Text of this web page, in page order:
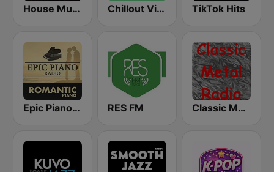
House Music Radio Chillout Vibes TikTok Hits
Epic Piano - ROMANTIC PIANO RES FM Classic Metal Radio